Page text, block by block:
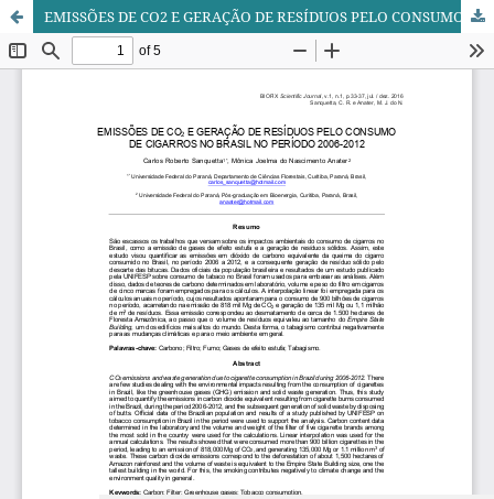
EMISSÕES DE CO2 E GERAÇÃO DE RESÍDUOS PELO CONSUMO DE CIGARROS NO BRASIL NO PERÍODO 2006-2012